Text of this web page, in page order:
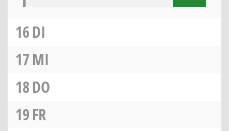
16DI
17MI
18DO
19FR